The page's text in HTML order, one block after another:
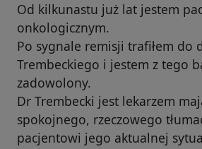
Od kilkunastu już lat jestem
onkologicznym.
Po sygnale remisji trafiłem do
Trembeckiego i jestem z tego
zadowolony.
Dr Trembecki jest lekarzem
spokojnego, rzeczowego
pacjentowi jego aktualnej